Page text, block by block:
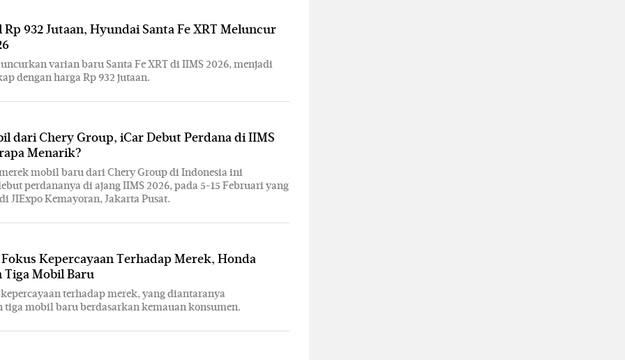
932 Jutaan, Hyundai Santa Fe XRT Meluncur
varian baru Santa Fe XRT di IIMS 2026, menjadi
dengan harga Rp 932 jutaan.
dari Chery Group, iCar Debut Perdana di IIMS
Menarik?
mobil baru dari Chery Group di Indonesia ini
perdananya di ajang IIMS 2026, pada 5-15 Februari yang
JIExpo Kemayoran, Jakarta Pusat.
Kepercayaan Terhadap Merek, Honda
Mobil Baru
terhadap merek, yang diantaranya
tiga mobil baru berdasarkan kemauan konsumen.